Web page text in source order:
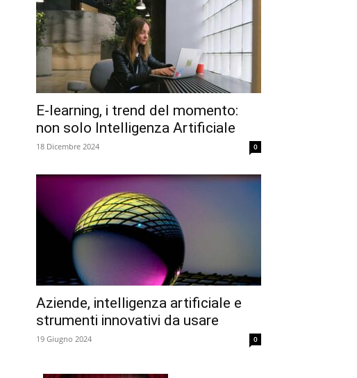
E-learning, i trend del momento:
non solo Intelligenza Artificiale
18 Dicembre 2024 0
Aziende, intelligenza artificiale e
strumenti innovativi da usare
19 Giugno 2024 0